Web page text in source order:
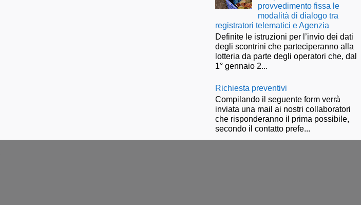
provvedimento fissa le
modalità di dialogo tra
registratori telematici e Agenzia
Definite le istruzioni per l’invio dei dati
degli scontrini che parteciperanno alla
lotteria da parte degli operatori che, dal
1° gennaio 2...
Richiesta preventivi
Compilando il seguente form verrà
inviata una mail ai nostri collaboratori
che risponderanno il prima possibile,
secondo il contatto prefe...